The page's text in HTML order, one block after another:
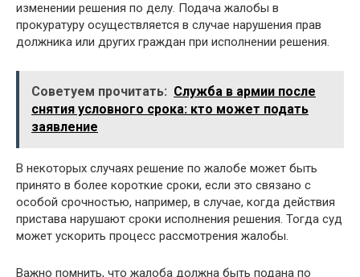
изменении решения по делу. Подача жалобы в
прокуратуру осуществляется в случае нарушения прав
должника или других граждан при исполнении решения.
Советуем прочитать: Служба в армии после
снятия условного срока: кто может подать
заявление
В некоторых случаях решение по жалобе может быть
принято в более короткие сроки, если это связано с
особой срочностью, например, в случае, когда действия
пристава нарушают сроки исполнения решения. Тогда суд
может ускорить процесс рассмотрения жалобы.
Важно помнить, что жалоба должна быть подана по